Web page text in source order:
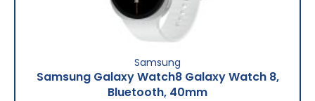
Samsung
Samsung Galaxy Watch8 Galaxy Watch 8,
Bluetooth, 40mm